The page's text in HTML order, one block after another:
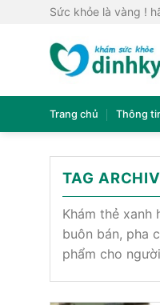
Sức khỏe là vàng !
Trang chủ Thông
TAG
Khám thẻ xanh
buôn bán, pha
phẩm cho